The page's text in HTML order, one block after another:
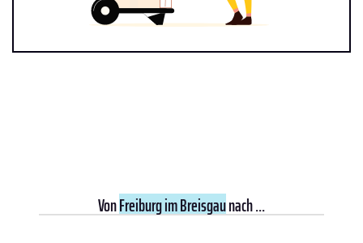
VonFreiburg im Breisgaunach ...